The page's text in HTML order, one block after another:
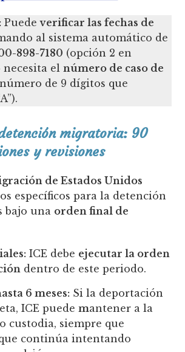
Puedeverificar las fechas de
al sistema automático de
898-7180 (opción 2 en
necesita elnúmero de caso de
de 9 dígitos que
migratoria: 90
y revisiones
de Estados Unidos
específicos para la detención
bajo una orden final de
ICE debe ejecutar la orden
dentro de este periodo.
6 meses: Si la deportación
ICE puedemantener a la
custodia, siempre que
continúa intentando